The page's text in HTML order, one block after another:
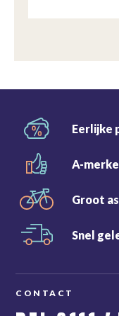
Eerlijke
A-
Groot
Snel
CONTACT